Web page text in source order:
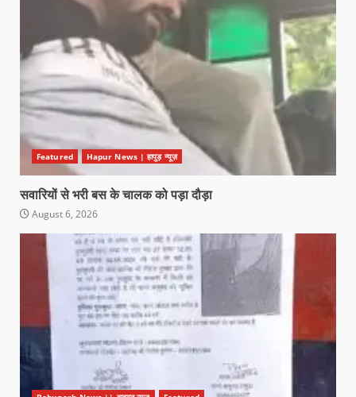
Featured Hapur News | हापुड़ न्यूज़
सवारियों से भरी बस के चालक को पड़ा दौड़ा
August 6, 2026